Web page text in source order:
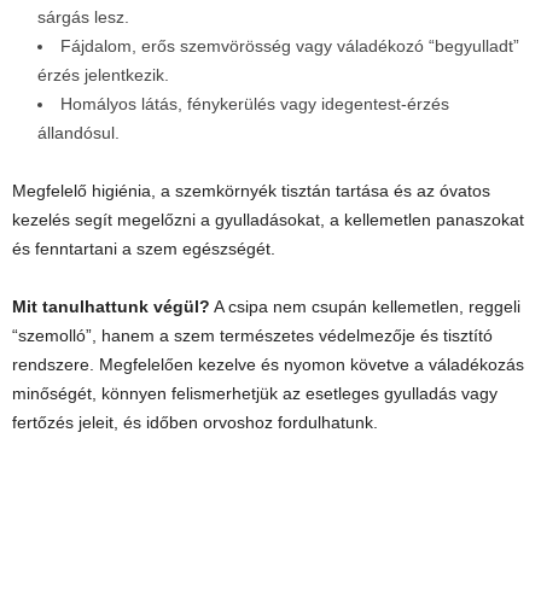
sárgás lesz.
Fájdalom, erős szemvörösség vagy váladékozó “begyulladt”
érzés jelentkezik.
Homályos látás, fénykerülés vagy idegentest-érzés
állandósul.
Megfelelő higiénia, a szemkörnyék tisztán tartása és az óvatos
kezelés segít megelőzni a gyulladásokat, a kellemetlen panaszokat
és fenntartani a szem egészségét.
Mit tanulhattunk végül? A csipa nem csupán kellemetlen, reggeli
“szemolló”, hanem a szem természetes védelmezője és tisztító
rendszere. Megfelelően kezelve és nyomon követve a váladékozás
minőségét, könnyen felismerhetjük az esetleges gyulladás vagy
fertőzés jeleit, és időben orvoshoz fordulhatunk.